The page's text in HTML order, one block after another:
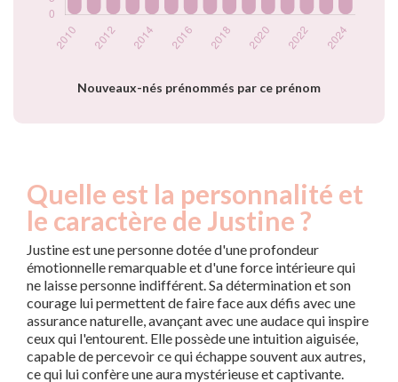
Nouveaux-nés prénommés par ce prénom
Popularité du
Quelle est la personnalité et
le caractère de Justine ?
Justine est une personne dotée d'une profondeur
émotionnelle remarquable et d'une force intérieure qui
ne laisse personne indifférent. Sa détermination et son
courage lui permettent de faire face aux défis avec une
assurance naturelle, avançant avec une audace qui inspire
ceux qui l'entourent. Elle possède une intuition aiguisée,
capable de percevoir ce qui échappe souvent aux autres,
ce qui lui confère une aura mystérieuse et captivante.